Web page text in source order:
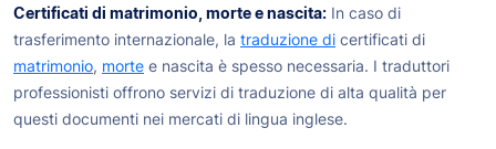
Certificati di matrimonio, morte e nascita: In caso di
trasferimento internazionale, la traduzione di certificati di
matrimonio, morte e nascita è spesso necessaria. I traduttori
professionisti offrono servizi di traduzione di alta qualità per
questi documenti nei mercati di lingua inglese.